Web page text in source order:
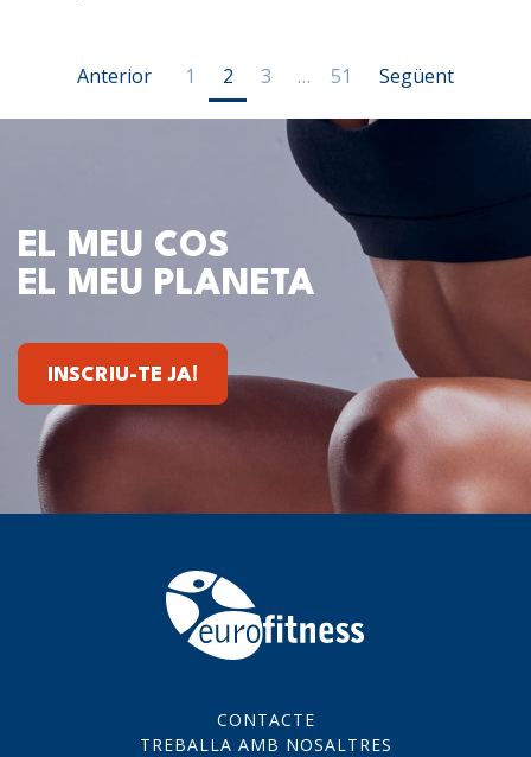
PAGINACIÓ
LES
ENTRADES
Anterior 1 2 3 … 51 Següent
EL MEU COS
EL MEU PLANETA
INSCRIU-TE JA!
CONTACTE
TREBALLA AMB NOSALTRES